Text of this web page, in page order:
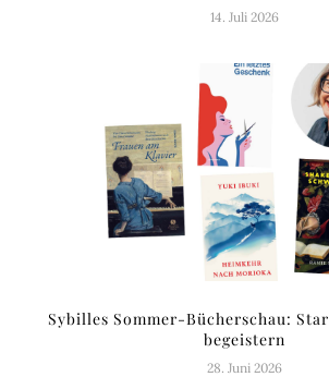
14. Juli 2026
Sybilles Sommer-Bücherschau:
begeistern
28. Juni 2026